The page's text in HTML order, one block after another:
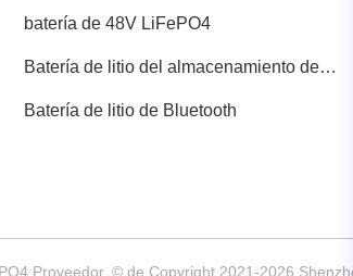
batería de 48V LiFePO4
Batería de litio del almacenamiento de
Batería de litio de Bluetooth
Proveedor. © de Copyright 2021-2026